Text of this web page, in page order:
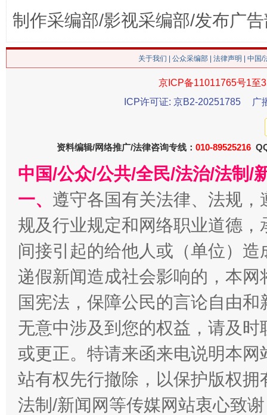
在谋一域中谋全局
今
习近平的博鳌关键词
魏明亮
生
制作采编部/影视采编部/发布广
关于我们 公众采编部 法律声明 | 中国
京ICP备11011765号1至
ICP许可证: 京B2-20251785
广
资料编辑/网络推广/法律咨询专线： 010-89525216
中国/公众/公共/全民/法治/法制/
一、 遵守各国有关法律、法规
规及行业规定和网络职业道德
间接引起的给他人或（单位）
递假新闻造成社会影响的，本
国宪法，保障公民的言论自由
无意中涉及到您的权益，请及
或更正。特请来函来电说明本
站有权先行撤除，以保护版权
法制/新闻网等传媒网站衷心致